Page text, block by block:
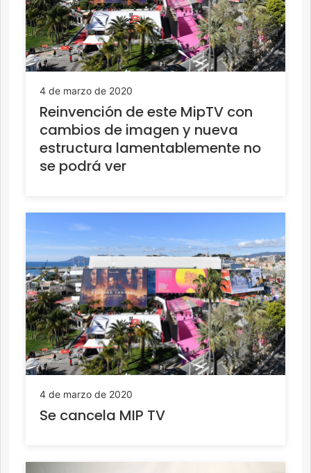
4 de marzo de 2020
Reinvención de este MipTV con
cambios de imagen y nueva
estructura lamentablemente no
se podrá ver
4 de marzo de 2020
Se cancela MIP TV